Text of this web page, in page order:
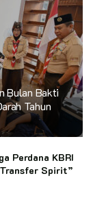
Bulan Bakti
Tahun
Perdana KBRI
Spirit”